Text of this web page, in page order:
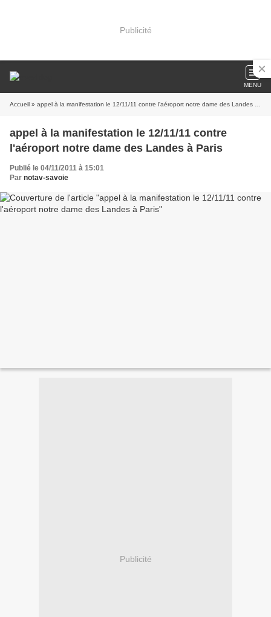
Publicité
MENU
Accueil » appel à la manifestation le 12/11/11 contre l'aéroport notre dame des Landes à Paris
appel à la manifestation le 12/11/11 contre
l'aéroport notre dame des Landes à Paris
Publié le 04/11/2011 à 15:01
Par notav-savoie
Publicité